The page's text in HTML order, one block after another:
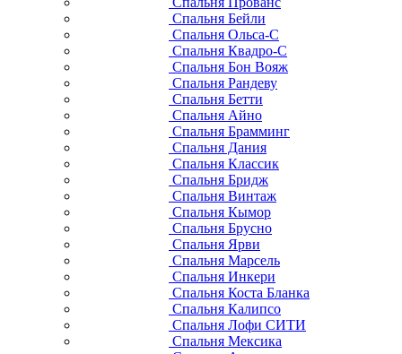
Спальня Бейли
Спальня Ольса-С
Спальня Квадро-С
Спальня Бон Вояж
Спальня Рандеву
Спальня Бетти
Спальня Айно
Спальня Брамминг
Спальня Дания
Спальня Классик
Спальня Бридж
Спальня Винтаж
Спальня Кымор
Спальня Брусно
Спальня Ярви
Спальня Марсель
Спальня Инкери
Спальня Коста Бланка
Спальня Калипсо
Спальня Лофи СИТИ
Спальня Мексика